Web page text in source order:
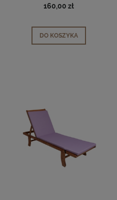
160,00 zł
DO KOSZYKA